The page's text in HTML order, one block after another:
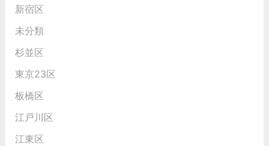
新宿区
未分類
杉並区
東京23区
板橋区
江戸川区
江東区